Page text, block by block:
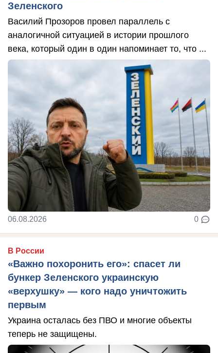
Зеленского
Василий Прозоров провел параллель с
аналогичной ситуацией в истории прошлого
века, который один в один напоминает то, что ...
06.08.2026 0
В России
«Важно похоронить его»: спасет ли
бункер Зеленского украинскую
«верхушку» — кого надо уничтожить
первым
Украина осталась без ПВО и многие объекты
теперь не защищены.